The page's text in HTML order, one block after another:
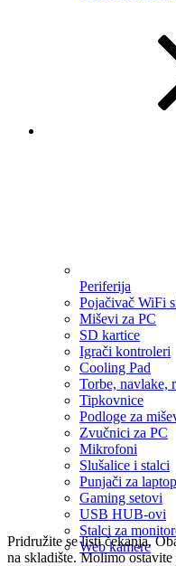
Periferija
Pojačivač WiFi
Miševi za PC
SD kartice
Igrači kontroleri
Cooling Pad
Torbe, navlake,
Tipkovnice
Podloge za
Zvučnici za PC
Mikrofoni
Slušalice i stalci
Punjači za
Gaming setovi
USB HUB-ovi
Stalci za
Web kamere
Pridružite se listi čekanja.
na skladište. Molimo